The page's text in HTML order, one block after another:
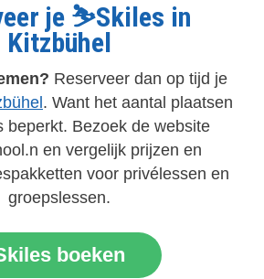
je ⛷️Skiles in
Kitzbühel
Reserveer dan op tijd je
. Want het aantal plaatsen
beperkt. Bezoek de website
en vergelijk prijzen en
voor privélessen en
groepslessen.
boeken